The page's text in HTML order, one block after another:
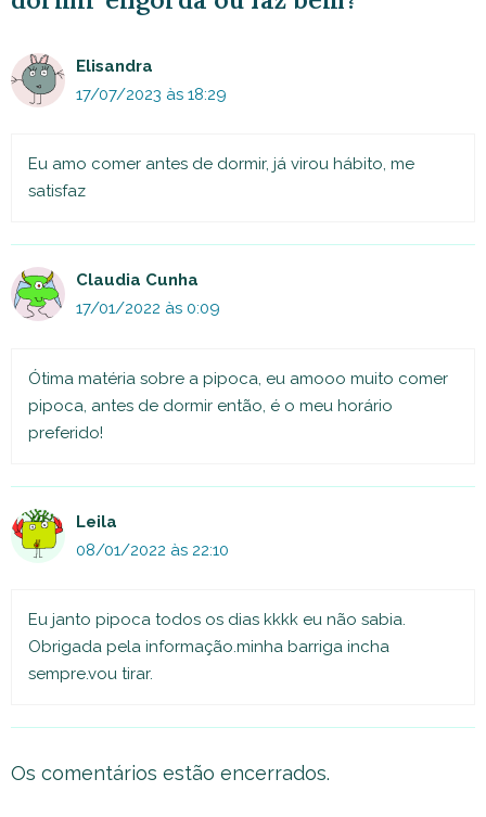
Elisandra
17/07/2023 às 18:29
Eu amo comer antes de dormir, já virou hábito, me
satisfaz
Claudia Cunha
17/01/2022 às 0:09
Ótima matéria sobre a pipoca, eu amooo muito comer
pipoca, antes de dormir então, é o meu horário
preferido!
Leila
08/01/2022 às 22:10
Eu janto pipoca todos os dias kkkk eu não sabia.
Obrigada pela informação.minha barriga incha
sempre.vou tirar.
Os comentários estão encerrados.